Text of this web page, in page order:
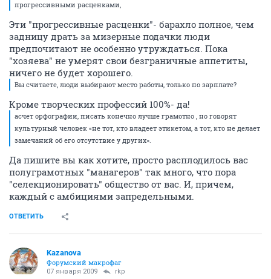
прогрессивными расценками,
Эти "прогрессивные расценки"- барахло полное, чем
задницу драть за мизерные подачки люди
предпочитают не особенно утруждаться. Пока
"хозяева" не умерят свои безграничные аппетиты,
ничего не будет хорошего.
Вы считаете, люди выбирают место работы, только по зарплате?
Кроме творческих профессий 100%- да!
асчет орфографии, писать конечно лучше грамотно , но говорят
культурный человек «не тот, кто владеет этикетом, а тот, кто не делает
замечаний об его отсутствие у других».
Да пишите вы как хотите, просто расплодилось вас
полуграмотных "манагеров" так много, что пора
"селекционировать" общество от вас. И, причем,
каждый с амбициями запредельными.
ОТВЕТИТЬ
Kazanova
Форумский макрофаг
07 января 2009 rkp